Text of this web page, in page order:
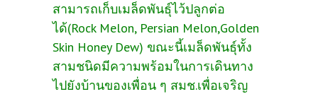
สามารถเก็บเมล็ดพันธุ์ไว้ปลูกต่อ
ได้(Rock Melon, Persian Melon,Golden
Skin Honey Dew) ขณะนี้เมล็ดพันธุ์ทั้ง
สามชนิดมีความพร้อมในการเดินทาง
ไปยังบ้านของเพื่อน ๆ สมช.เพื่อเจริญ